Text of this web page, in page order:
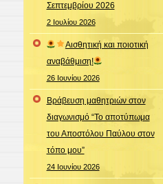
Σεπτεμβρίου 2026
2 Ιουλίου 2026
Αισθητική και ποιοτική
αναβάθμιση!
26 Ιουνίου 2026
Βράβευση μαθητριών στον
διαγωνισμό “Το αποτύπωμα
του Αποστόλου Παύλου στον
τόπο μου”
24 Ιουνίου 2026